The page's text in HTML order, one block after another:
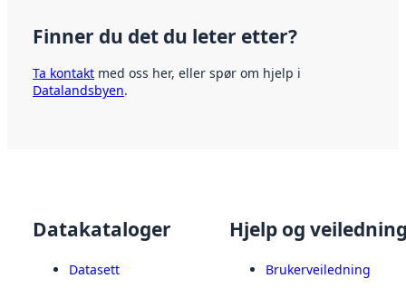
Finner du det du leter etter?
Ta kontakt med oss her, eller spør om hjelp i
Datalandsbyen.
Datakataloger
Datasett
Hjelp og
Brukerveiledning